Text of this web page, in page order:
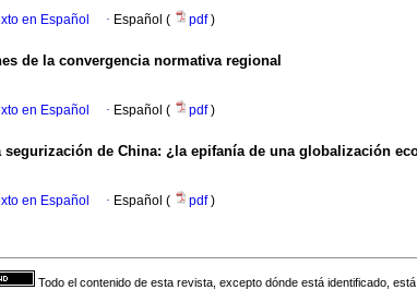
en Español · Español ( pdf)
de la convergencia normativa regional
en Español · Español ( pdf)
de China: ¿la epifanía de una globalización
en Español · Español ( pdf)
Todo el contenido de esta revista, excepto dónde está identificado,